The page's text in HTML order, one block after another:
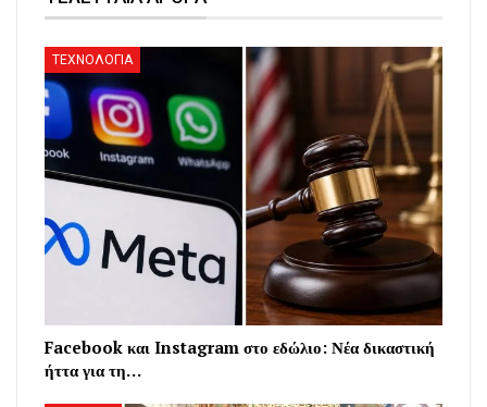
ΤΕΧΝΟΛΟΓΙΑ
Facebook και Instagram στο εδώλιο: Νέα δικαστική
ήττα για τη…